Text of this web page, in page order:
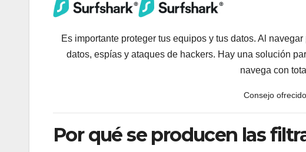
Es importante proteger tus equipos y tus datos. Al
datos, espías y ataques de hackers. Hay una solución
navega con
Consejo
Por qué se producen las